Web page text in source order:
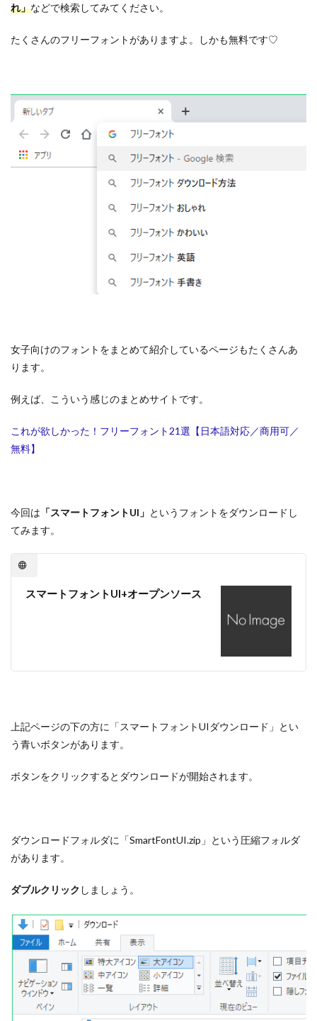
れ」などで検索してみてください。
たくさんのフリーフォントがありますよ。しかも無料です♡
女子向けのフォントをまとめて紹介しているページもたくさんあ
ります。
例えば、こういう感じのまとめサイトです。
これが欲しかった！フリーフォント21選【日本語対応／商用可／
無料】
今回は 「スマートフォントUI」 というフォントをダウンロードし
てみます。
スマートフォントUI+オープンソース
上記ページの下の方に「スマートフォントUIダウンロード」とい
う青いボタンがあります。
ボタンをクリックするとダウンロードが開始されます。
ダウンロードフォルダに「SmartFontUI.zip」という圧縮フォルダ
があります。
ダブルクリック しましょう。